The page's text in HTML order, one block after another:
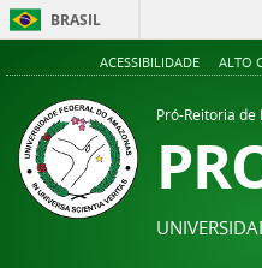
BRASIL
ACESSIBILIDADE ALTO
Pró-Reitoria de